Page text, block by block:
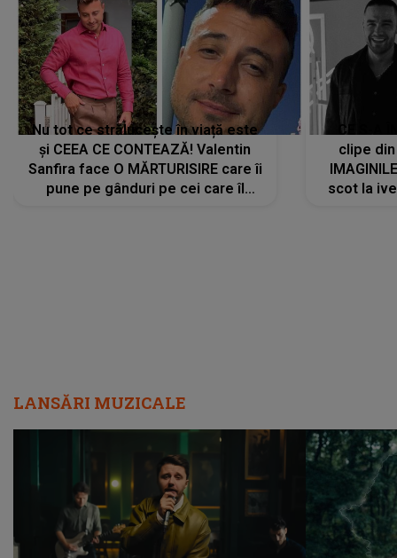
Nu tot ce strălucește în viață este
și CEEA CE CONTEAZĂ! Valentin
Sanfira face O MĂRTURISIRE care îi
pune pe gânduri pe cei care îl
CE S-A
clipe
scot la
LANSĂRI MUZICALE